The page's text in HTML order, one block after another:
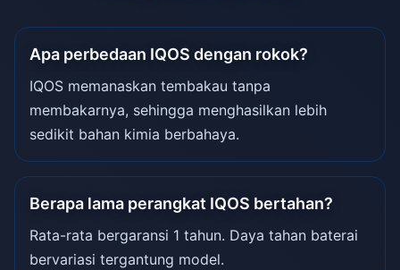
Apa perbedaan IQOS dengan rokok?
IQOS memanaskan tembakau tanpa
membakarnya, sehingga menghasilkan lebih
sedikit bahan kimia berbahaya.
Berapa lama perangkat IQOS bertahan?
Rata-rata bergaransi 1 tahun. Daya tahan baterai
bervariasi tergantung model.